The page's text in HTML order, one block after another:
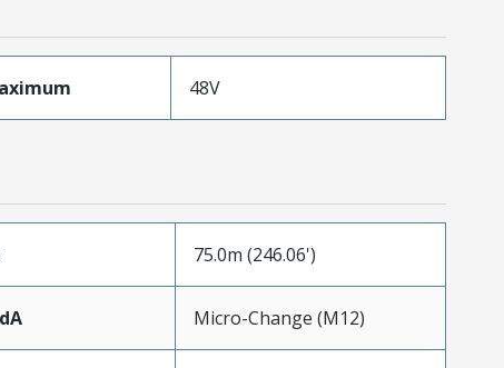
48V
75.0m (246.06')
Micro-Change (M12)